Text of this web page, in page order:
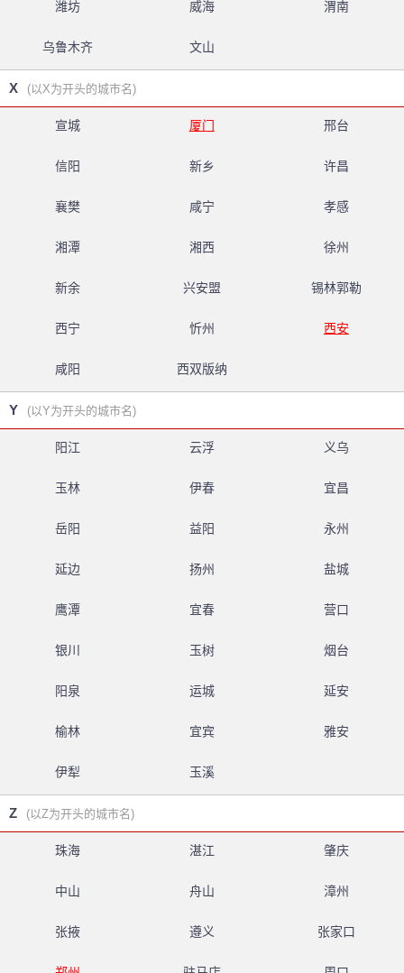
潍坊 威海 渭南
乌鲁木齐 文山
X (以X为开头的城市名)
宣城 厦门 邢台
信阳 新乡 许昌
襄樊 咸宁 孝感
湘潭 湘西 徐州
新余 兴安盟 锡林郭勒
西宁 忻州 西安
咸阳 西双版纳
Y (以Y为开头的城市名)
阳江 云浮 义乌
玉林 伊春 宜昌
岳阳 益阳 永州
延边 扬州 盐城
鹰潭 宜春 营口
银川 玉树 烟台
阳泉 运城 延安
榆林 宜宾 雅安
伊犁 玉溪
Z (以Z为开头的城市名)
珠海 湛江 肇庆
中山 舟山 漳州
张掖 遵义 张家口